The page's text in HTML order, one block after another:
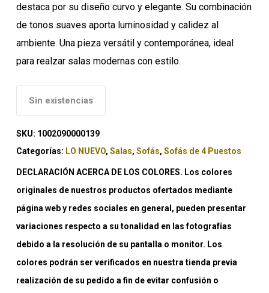
destaca por su diseño curvo y elegante. Su combinación
de tonos suaves aporta luminosidad y calidez al
ambiente. Una pieza versátil y contemporánea, ideal
para realzar salas modernas con estilo.
Sin existencias
SKU: 1002090000139
Categorías: LO NUEVO, Salas, Sofás, Sofás de 4 Puestos
DECLARACIÓN ACERCA DE LOS COLORES. Los colores
originales de nuestros productos ofertados mediante
página web y redes sociales en general, pueden presentar
variaciones respecto a su tonalidad en las fotografías
debido a la resolución de su pantalla o monitor. Los
colores podrán ser verificados en nuestra tienda previa
realización de su pedido a fin de evitar confusión o